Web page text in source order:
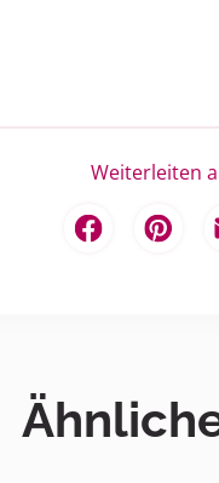
Weiterleiten